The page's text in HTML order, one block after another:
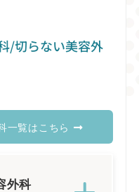
/切らない美容外
一覧はこちら
外科